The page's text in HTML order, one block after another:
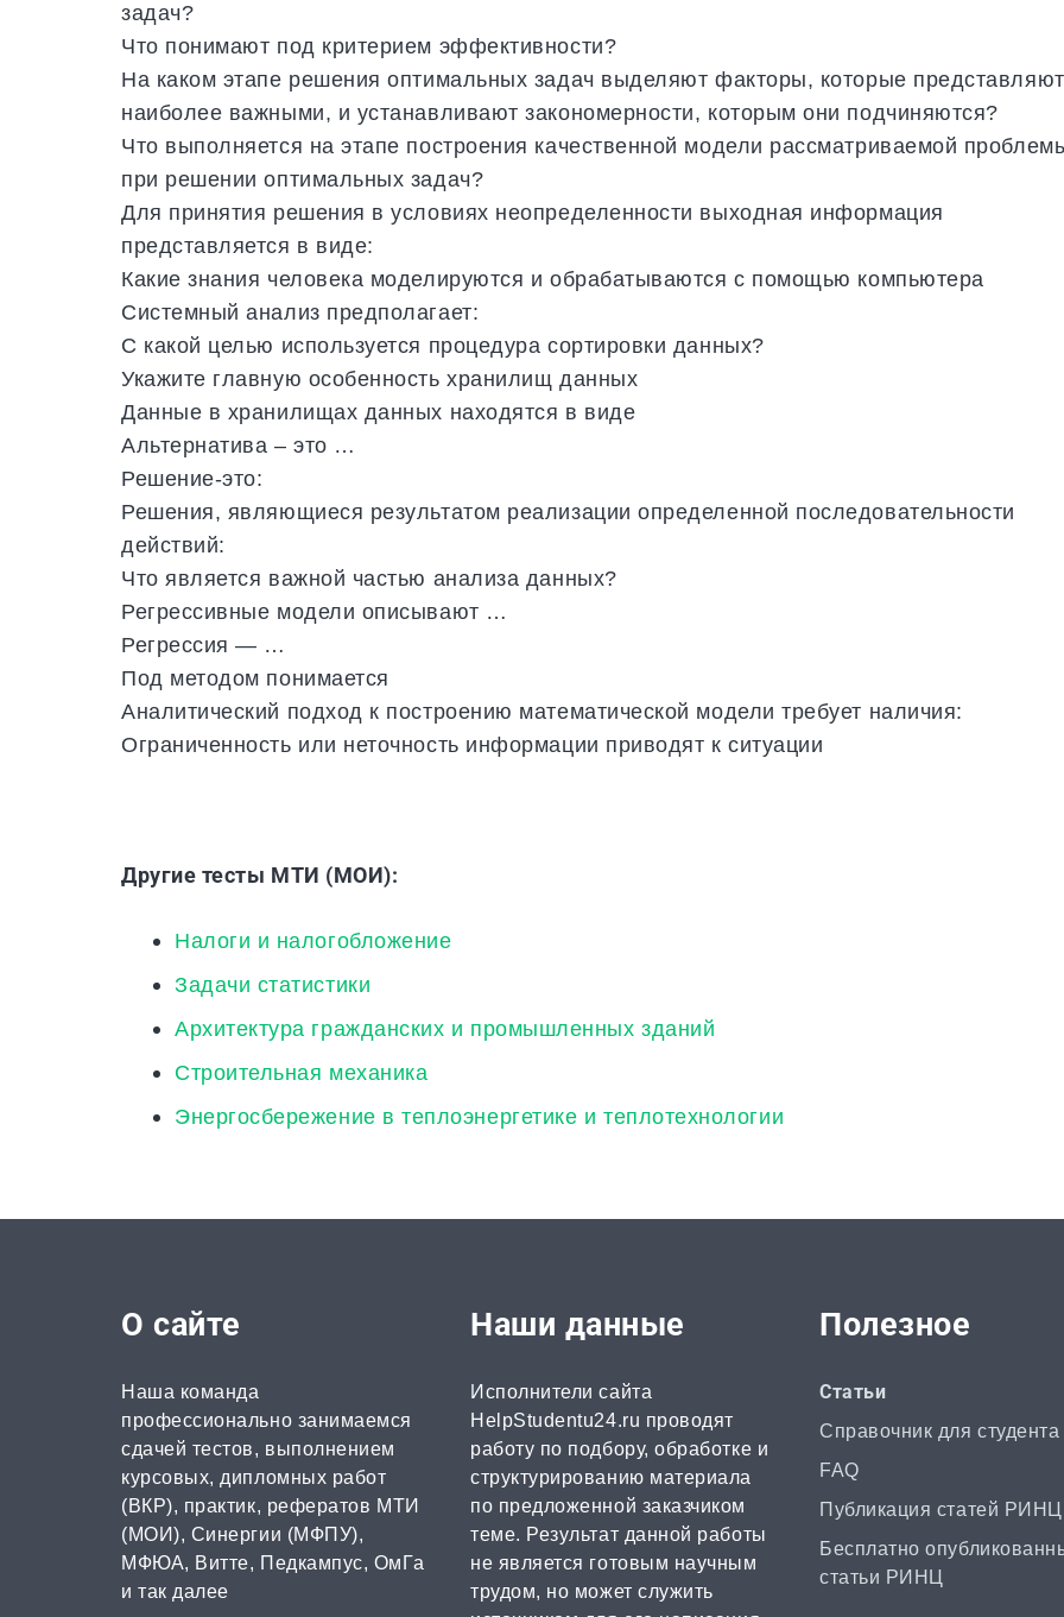
задач?
Что понимают под критерием эффективности?
На каком этапе решения оптимальных задач выделяют факторы, которые
наиболее важными, и устанавливают закономерности, которым они подчиняются?
Что выполняется на этапе построения качественной модели рассматриваемой
при решении оптимальных задач?
Для принятия решения в условиях неопределенности выходная информация
представляется в виде:
Какие знания человека моделируются и обрабатываются с помощью компьютера
Системный анализ предполагает:
С какой целью используется процедура сортировки данных?
Укажите главную особенность хранилищ данных
Данные в хранилищах данных находятся в виде
Альтернатива – это …
Решение-это:
Решения, являющиеся результатом реализации определенной последовательности
действий:
Что является важной частью анализа данных?
Регрессивные модели описывают …
Регрессия — …
Под методом понимается
Аналитический подход к построению математической модели требует наличия:
Ограниченность или неточность информации приводят к ситуации
Другие тесты МТИ (МОИ):
Налоги и налогобложение
Задачи статистики
Архитектура гражданских и промышленных зданий
Строительная механика
Энергосбережение в теплоэнергетике и теплотехнологии
О сайте
Наша команда
профессионально занимаемся
сдачей тестов, выполнением
курсовых, дипломных работ
(ВКР), практик, рефератов МТИ
(МОИ), Синергии (МФПУ),
МФЮА, Витте, Педкампус, ОмГа
и так далее
Наши данные
Исполнители сайта
HelpStudentu24.ru проводят
работу по подбору, обработке и
структурированию материала
по предложенной заказчиком
теме. Результат данной работы
не является готовым научным
трудом, но может служить
Полезное
Статьи
Справочник для студента
FAQ
Публикация статей РИНЦ
Бесплатно
статьи РИНЦ